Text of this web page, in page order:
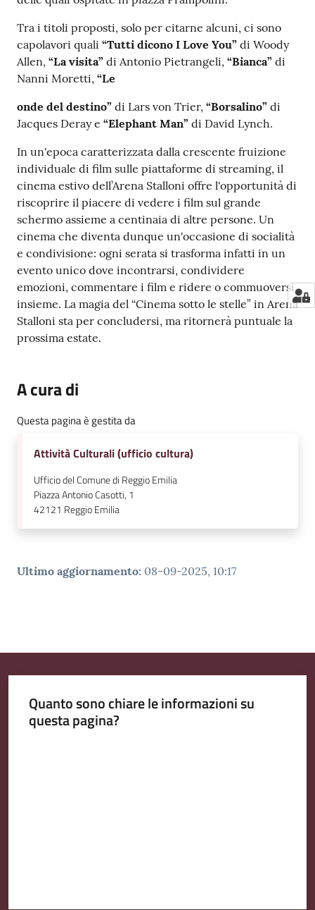
Tra i titoli proposti, solo per citarne alcuni, ci sono
capolavori quali “Tutti dicono I Love You” di Woody
Allen, “La visita” di Antonio Pietrangeli, “Bianca” di
Nanni Moretti, “Le
onde del destino” di Lars von Trier, “Borsalino” di
Jacques Deray e “Elephant Man” di David Lynch.
In un'epoca caratterizzata dalla crescente fruizione
individuale di film sulle piattaforme di streaming, il
cinema estivo dell’Arena Stalloni offre l'opportunità di
riscoprire il piacere di vedere i film sul grande
schermo assieme a centinaia di altre persone. Un
cinema che diventa dunque un'occasione di socialità
e condivisione: ogni serata si trasforma infatti in un
evento unico dove incontrarsi, condividere
emozioni, commentare i film e ridere o commuoversi
insieme. La magia del “Cinema sotto le stelle” in Arena
Stalloni sta per concludersi, ma ritornerà puntuale la
prossima estate.
A cura di
Questa pagina è gestita da
Attività Culturali (ufficio cultura)
Ufficio del Comune di Reggio Emilia
Piazza Antonio Casotti, 1
42121 Reggio Emilia
Ultimo aggiornamento: 08-09-2025, 10:17
Quanto sono chiare le informazioni su
questa pagina?